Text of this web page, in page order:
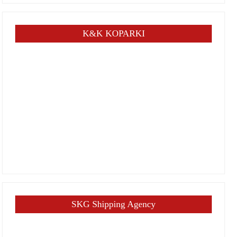
K&K KOPARKI
SKG Shipping Agency